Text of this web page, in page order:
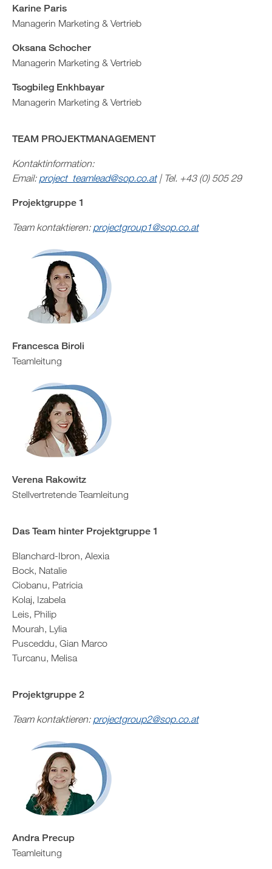
Karine Paris
Managerin Marketing & Vertrieb
Oksana Schocher
Managerin Marketing & Vertrieb
Tsogbileg Enkhbayar
Managerin Marketing & Vertrieb
TEAM PROJEKTMANAGEMENT
Kontaktinformation:
Email: project_teamlead@sop.co.at| Tel. +43 (0) 505 29
Projektgruppe 1
Team kontaktieren: projectgroup1@sop.co.at
Francesca Biroli
Teamleitung
Verena Rakowitz
Stellvertretende Teamleitung
Das Team hinter Projektgruppe 1
Blanchard-Ibron, Alexia
Bock, Natalie
Ciobanu, Patricia
Kolaj, Izabela
Leis, Philip
Mourah, Lylia
Pusceddu, Gian Marco
Turcanu, Melisa
Projektgruppe 2
Team kontaktieren: projectgroup2@sop.co.at
Andra Precup
Teamleitung